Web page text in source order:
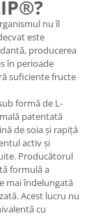
nu îl
este
producerea
în perioade
suficiente fructe
formă de L-
patentată
de soia și rapiță
activ și
Producătorul
formulă a
mai îndelungată
Acest lucru nu
cu